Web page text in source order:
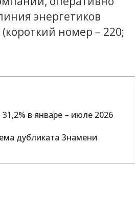
энергетиков
номер – 220;
в январе – июле 2026
дубликата Знамени